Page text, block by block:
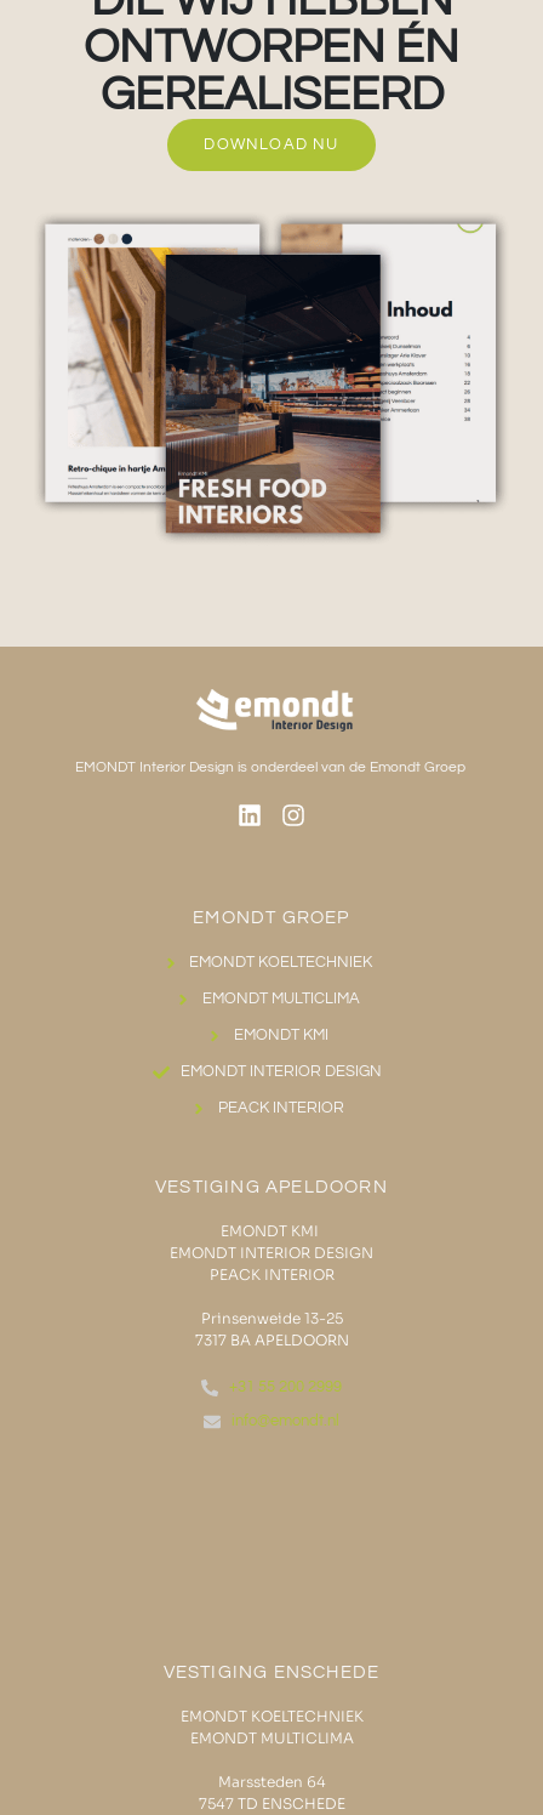
ONTWORPEN ÉN
GEREALISEERD
DOWNLOAD NU
EMONDT Interior Design is onderdeel van de Emondt Groep
EMONDT GROEP
EMONDT KOELTECHNIEK
EMONDT MULTICLIMA
EMONDT KMI
EMONDT INTERIOR DESIGN
PEACK INTERIOR
VESTIGING APELDOORN
EMONDT KMI
EMONDT INTERIOR DESIGN
PEACK INTERIOR
Prinsenweide 13-25
7317 BA APELDOORN
+31 55 200 2999
info@emondt.nl
VESTIGING ENSCHEDE
EMONDT KOELTECHNIEK
EMONDT MULTICLIMA
Marssteden 64
7547 TD ENSCHEDE